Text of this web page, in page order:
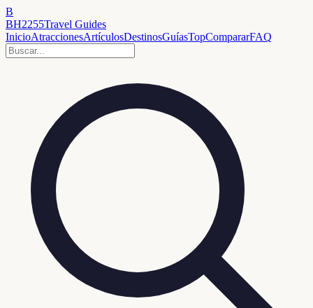
B
BH2255Travel Guides
InicioAtraccionesArtículosDestinosGuíasTopCompararFAQ